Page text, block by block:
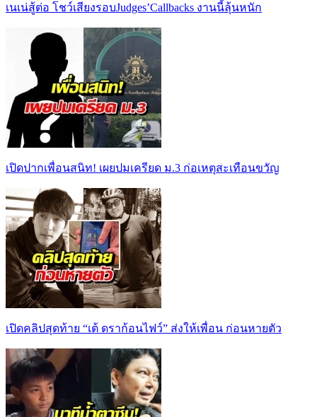
เนเน่สู้ต่อ โชว์เสียงรอบJudges’Callbacks งานนี้ลุ้นหนัก
เปิดปากเพื่อนสนิท! เผยปมเครียด ม.3 ก่อเหตุสะเทือนขวัญ
เปิดคลิปสุดท้าย “เต้ ดราก้อนไฟว์” ส่งให้เพื่อน ก่อนหายตัว